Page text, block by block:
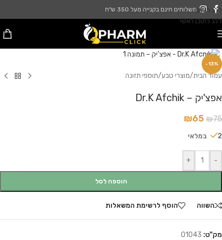
דלג לניווט
דלג לתוכן ראשי
משלוחים חינם בקנייה מעל 350 ש"ח
-13%
עמוד הבית/מוצרי טבע/תוספי תזונה
אפצ'יק – Dr.K Afchik
₪75
₪65
2 במלאי
-
+
הוספה לסל
השווה הוסף לרשימת המשאלות
מק"ט: 01043